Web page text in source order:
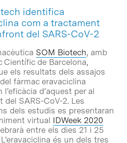
identifica
com a tractament
del SARS-CoV-2
SOM Biotech, amb
Científic de Barcelona,
els resultats dels assajos
del fàrmac eravaciclina
l’eficàcia d’aquest per al
del SARS-CoV-2. Les
dels estudis es presentaran
virtual IDWeek 2020
entre els dies 21 i 25
és un dels tres